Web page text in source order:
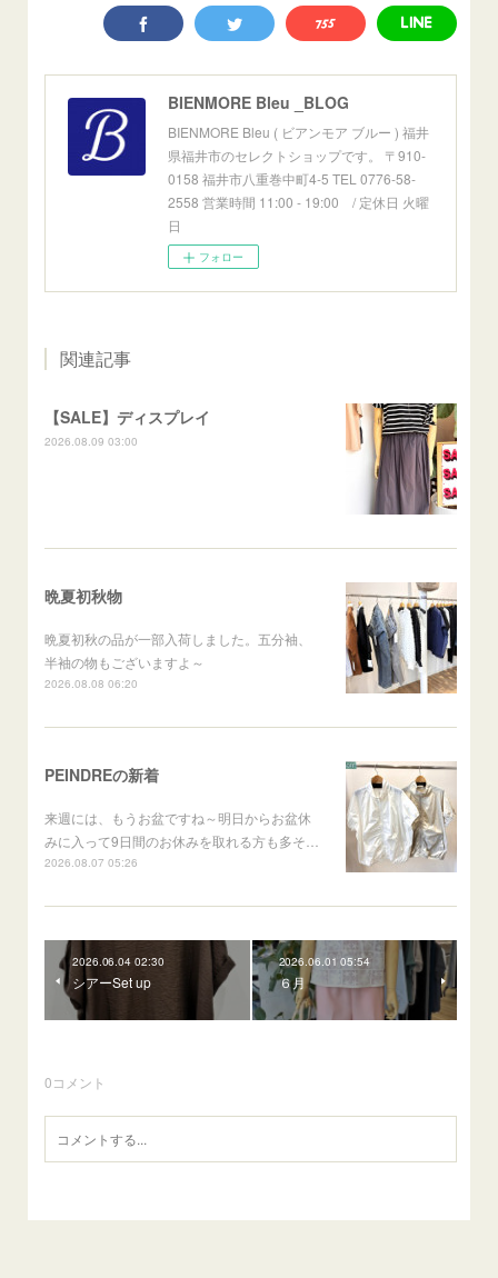
BIENMORE Bleu _BLOG
BIENMORE Bleu ( ビアンモア ブルー ) 福井
県福井市のセレクトショップです。 〒910-
0158 福井市八重巻中町4-5 TEL 0776-58-
2558 営業時間 11:00 - 19:00 / 定休日 火曜
日
フォロー
関連記事
【SALE】ディスプレイ
2026.08.09 03:00
晩夏初秋物
晩夏初秋の品が一部入荷しました。五分袖、
半袖の物もございますよ～
2026.08.08 06:20
PEINDREの新着
来週には、もうお盆ですね～明日からお盆休
みに入って9日間のお休みを取れる方も多そ…
2026.08.07 05:26
2026.06.04 02:30
シアーSet up
2026.06.01 05:54
６月
0コメント